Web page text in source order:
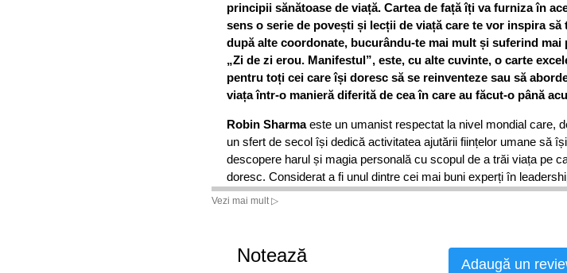
principii sănătoase de viață. Cartea de față îți va furniza în
sens o serie de povești și lecții de viață care te vor inspira să
după alte coordonate, bucurându-te mai mult și suferind mai
„Zi de zi erou. Manifestul”, este, cu alte cuvinte, o carte
pentru toți cei care își doresc să se reinventeze sau să
viața într-o manieră diferită de cea în care au făcut-o până
Robin Sharmaeste un umanist respectat la nivel mondial care,
un sfert de secol își dedică activitatea ajutării ființelor umane să își
descopere harul și magia personală cu scopul de a trăi viața pe
doresc. Considerat a fi unul dintre cei mai buni experți în
măiestrie personală din lume, Robin Sharma are o clientelă
autorului, printre care se numără: Clubul 5 a.m, Ghidul măreției
apărute la editura ACT și Politon), Călugărul care și-a vândut
Vezi mai mult ▷
Notează Adaugă un